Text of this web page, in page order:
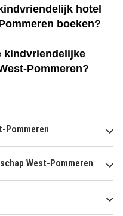
hotel
boeken?
kindvriendelijke
Pommeren?
Pommeren
West-Pommeren